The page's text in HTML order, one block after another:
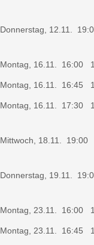
Donnerstag, 12.11.
Montag, 16.11. 16:00
Montag, 16.11. 16:45
Montag, 16.11. 17:30
Mittwoch, 18.11.
Donnerstag, 19.11.
Montag, 23.11. 16:00
Montag, 23.11. 16:45